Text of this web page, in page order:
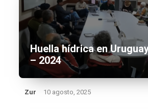
Huella hídrica en
– 2024
Zur 10 agosto, 2025